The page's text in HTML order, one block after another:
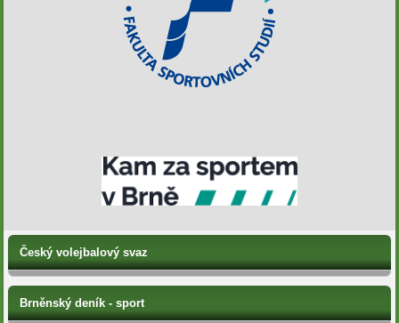
Český volejbalový svaz
Brněnský deník - sport